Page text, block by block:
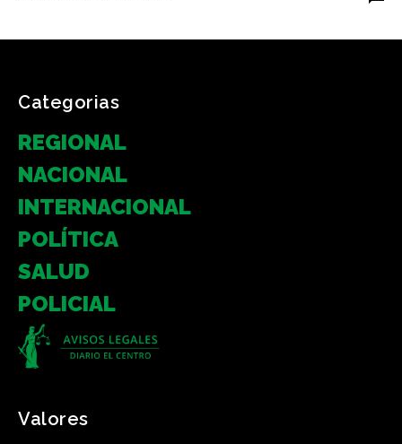
Categorias
REGIONAL
NACIONAL
INTERNACIONAL
POLÍTICA
SALUD
POLICIAL
Valores